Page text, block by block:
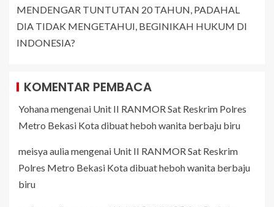
MENDENGAR TUNTUTAN 20 TAHUN, PADAHAL
DIA TIDAK MENGETAHUI, BEGINIKAH HUKUM DI
INDONESIA?
KOMENTAR PEMBACA
Yohanamengenai Unit II RANMOR Sat Reskrim Polres
Metro Bekasi Kota dibuat heboh wanita berbaju biru
meisya auliamengenai Unit II RANMOR Sat Reskrim
Polres Metro Bekasi Kota dibuat heboh wanita berbaju
biru